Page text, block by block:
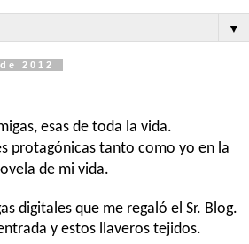
▼
2012
esas de toda la vida.
protagónicas tanto como yo en la
de mi vida.
digitales que me regaló el Sr. Blog.
y estos llaveros tejidos.